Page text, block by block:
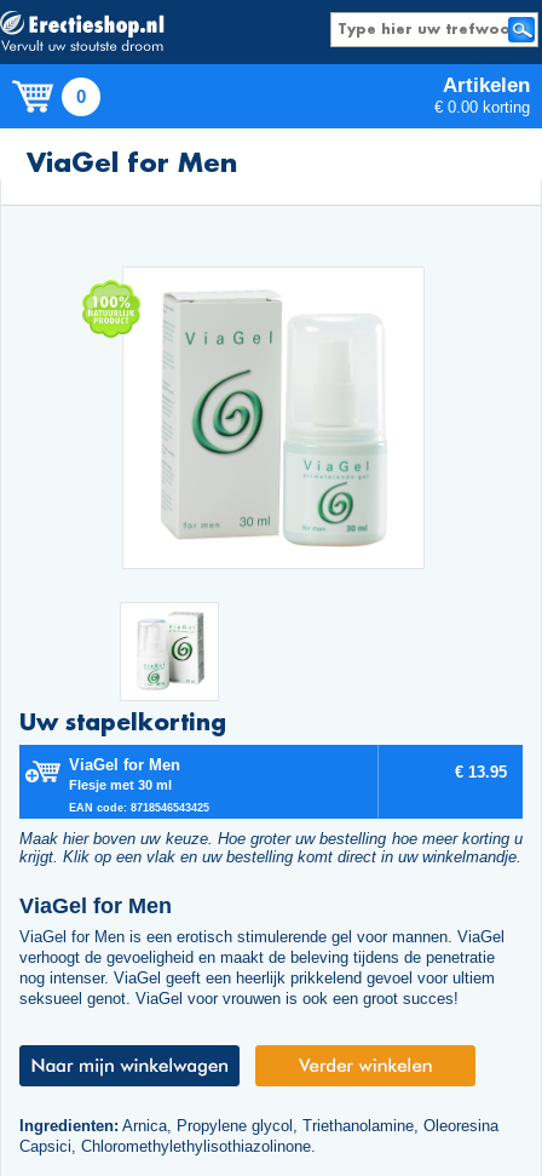
0 Artikelen
€ 0.00 korting
ViaGel for Men
Uw stapelkorting
ViaGel for Men
Flesje met 30 ml
EAN code: 8718546543425
€ 13.95
Maak hier boven uw keuze. Hoe groter uw bestelling hoe meer korting u
krijgt. Klik op een vlak en uw bestelling komt direct in uw winkelmandje.
ViaGel for Men
ViaGel for Men is een erotisch stimulerende gel voor mannen. ViaGel
verhoogt de gevoeligheid en maakt de beleving tijdens de penetratie
nog intenser. ViaGel geeft een heerlijk prikkelend gevoel voor ultiem
seksueel genot. ViaGel voor vrouwen is ook een groot succes!
Ingredienten: Arnica, Propylene glycol, Triethanolamine, Oleoresina
Capsici, Chloromethylethylisothiazolinone.